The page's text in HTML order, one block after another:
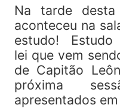
Na tarde
aconteceu na
estudo! Estudo
lei que vem
de Capitão
próxima
apresentados